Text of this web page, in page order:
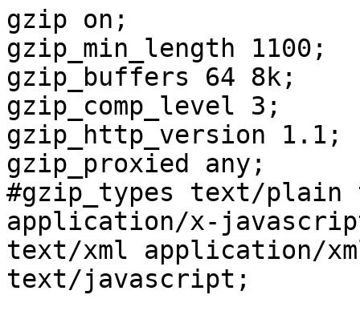
gzip on;
gzip_min_length 1100;
gzip_buffers 64 8k;
gzip_comp_level 3;
gzip_http_version 1.1;
gzip_proxied any;
#gzip_types text/
application/x-
text/xml application/
text/javascript;